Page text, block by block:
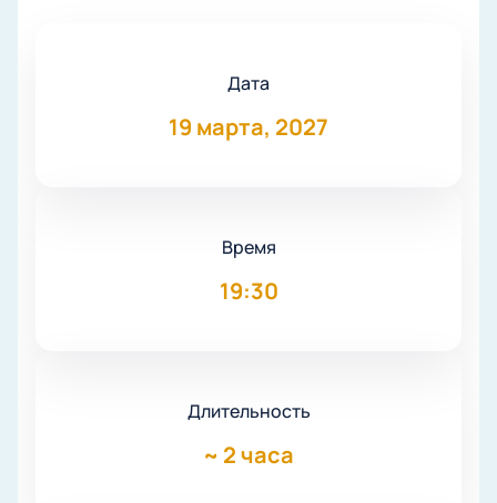
Дата
19 марта, 2027
Время
19:30
Длительность
~ 2 часа